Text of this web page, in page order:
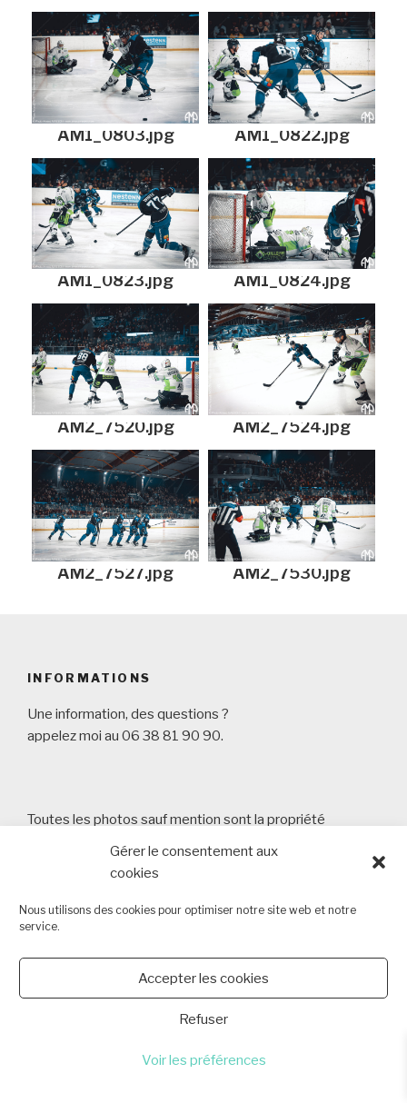
Gérer le consentement aux
cookies
Nous utilisons des cookies pour optimiser notre site web et notre
service.
Accepter les cookies
Refuser
Voir les préférences
AM1_0803.jpg AM1_0822.jpg
AM1_0823.jpg AM1_0824.jpg
AM2_7520.jpg AM2_7524.jpg
AM2_7527.jpg AM2_7530.jpg
INFORMATIONS
Une information, des questions ?
appelez moi au 06 38 81 90 90.
Toutes les photos sauf mention sont la propriété
Bouguenais
Tèl : 06 38 81 90 90
Politique de confidentialité